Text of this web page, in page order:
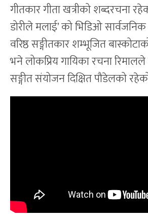
गीतकार गीता खत्रीको शब्दरचना
डोरीले मलाई’ को भिडिओ
वरिष्ठ सङ्गीतकार शम्भूजित
भने लोकप्रिय गायिका रचना
सङ्गीत संयोजन दिक्षित पौडेलको